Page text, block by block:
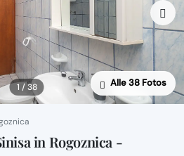
1 / 38 Alle 38 Fotos
in Rogoznica -